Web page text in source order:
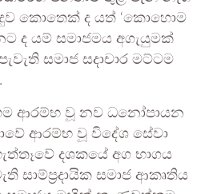
කොතෙක් ද යත් ‘කොහොම
ද යම් සමාජමය අගැයුමක්
සමාජ සදාචාර මට්ටම
ආරම්භ වූ නව ධනෝපායන
ආරම්භ වූ විදේශ සේවා
දශකයේ අග භාගය
සාම්ප්‍රදායික සමාජ ආකෘතිය